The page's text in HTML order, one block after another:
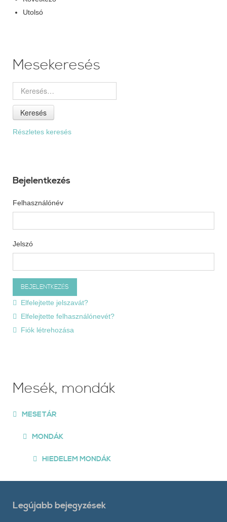
Utolsó
Mesekeresés
Keresés
Részletes keresés
Bejelentkezés
Felhasználónév
Jelszó
Elfelejtette jelszavát?
Elfelejtette felhasználónevét?
Fiók létrehozása
Mesék, mondák
MESETÁR
MONDÁK
HIEDELEM MONDÁK
Legújabb bejegyzések